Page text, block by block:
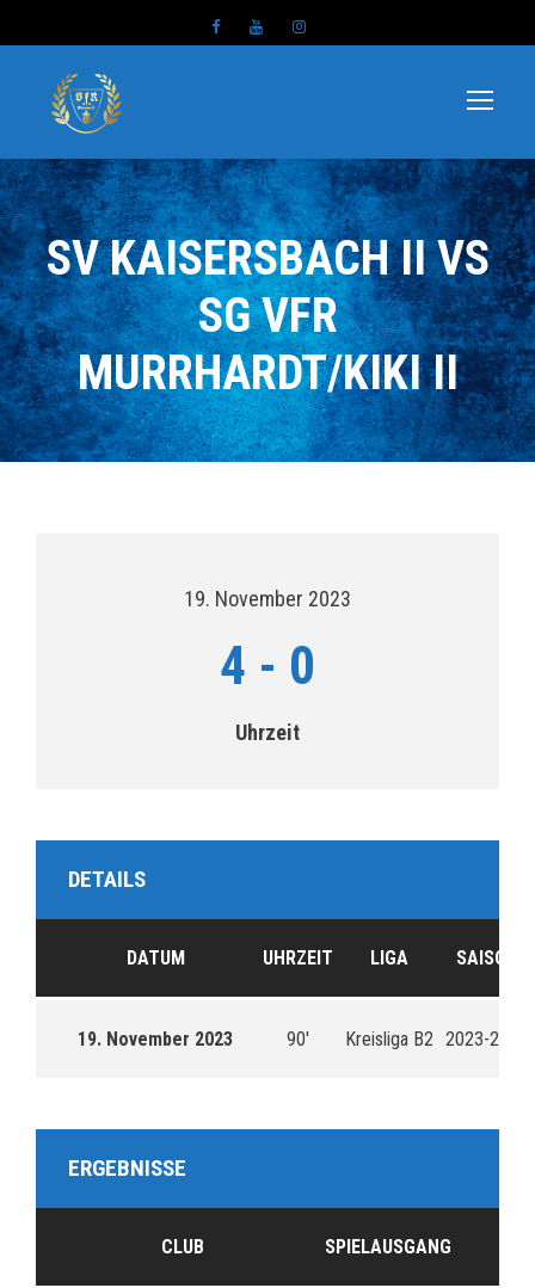
SV KAISERSBACH II VS
SG VFR
MURRHARDT/KIKI II
19. November 2023
4 - 0
Uhrzeit
DETAILS
DATUM UHRZEIT LIGA SAISON
19. November 2023 90' Kreisliga B2 2023-2024
ERGEBNISSE
CLUB SPIELAUSGANG